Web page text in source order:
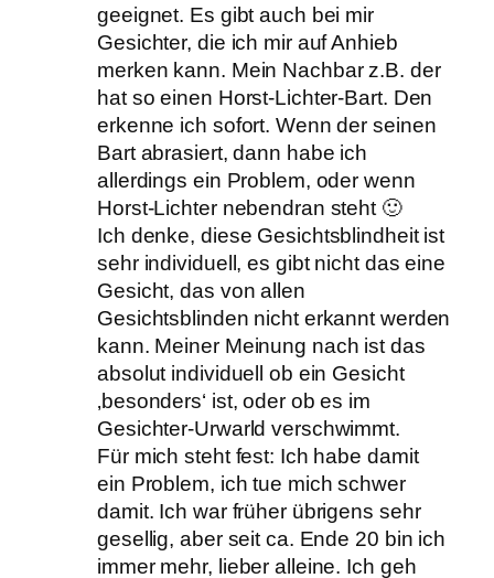
geeignet. Es gibt auch bei mir
Gesichter, die ich mir auf Anhieb
merken kann. Mein Nachbar z.B. der
hat so einen Horst-Lichter-Bart. Den
erkenne ich sofort. Wenn der seinen
Bart abrasiert, dann habe ich
allerdings ein Problem, oder wenn
Horst-Lichter nebendran steht 🙂
Ich denke, diese Gesichtsblindheit ist
sehr individuell, es gibt nicht das eine
Gesicht, das von allen
Gesichtsblinden nicht erkannt werden
kann. Meiner Meinung nach ist das
absolut individuell ob ein Gesicht
‚besonders‘ ist, oder ob es im
Gesichter-Urwarld verschwimmt.
Für mich steht fest: Ich habe damit
ein Problem, ich tue mich schwer
damit. Ich war früher übrigens sehr
gesellig, aber seit ca. Ende 20 bin ich
immer mehr, lieber alleine. Ich geh